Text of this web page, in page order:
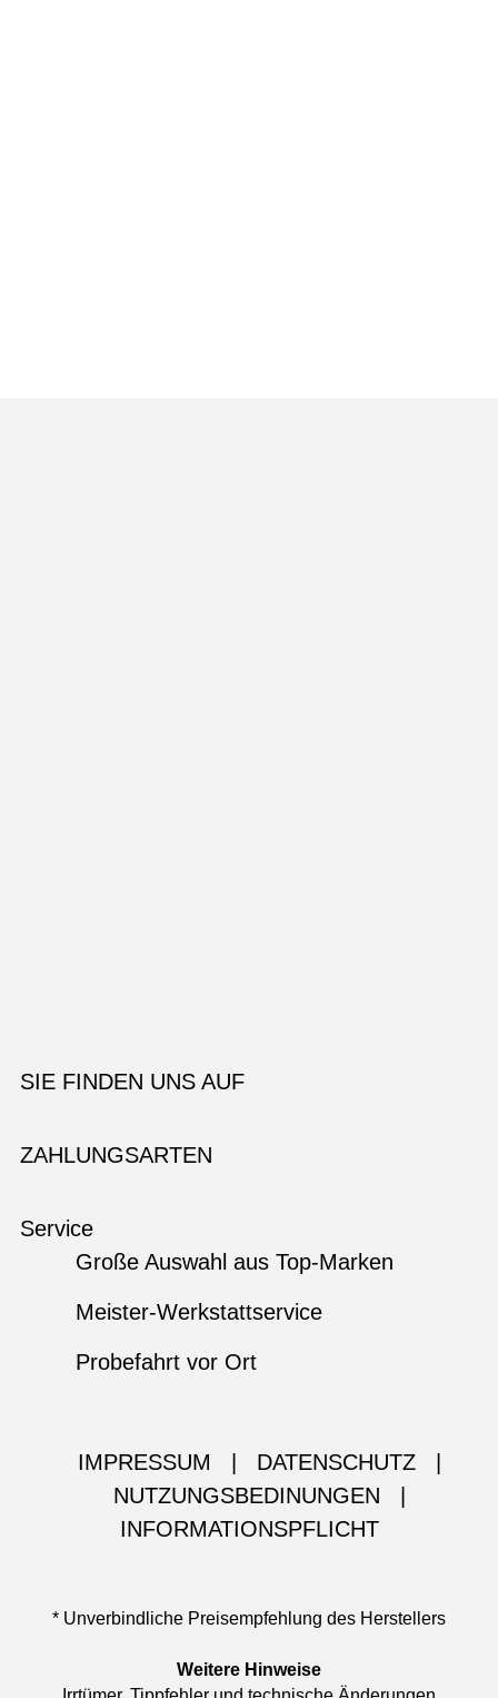
SIE FINDEN UNS AUF
ZAHLUNGSARTEN
Service
Große Auswahl aus Top-Marken
Meister-Werkstattservice
Probefahrt vor Ort
IMPRESSUM DATENSCHUTZ
NUTZUNGSBEDINUNGEN
INFORMATIONSPFLICHT
* Unverbindliche Preisempfehlung des Herstellers
Weitere Hinweise